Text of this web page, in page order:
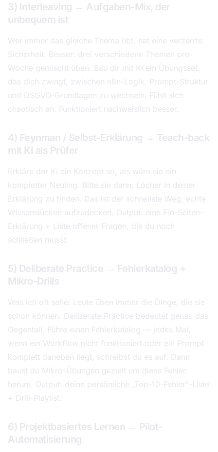
3) Interleaving → Aufgaben-Mix, der
unbequem ist
Wer immer das gleiche Thema übt, hat eine verzerrte
Sicherheit. Besser: drei verschiedene Themen pro
Woche gemischt üben. Bau dir mit KI ein Übungsset,
das dich zwingt, zwischen n8n-Logik, Prompt-Struktur
und DSGVO-Grundlagen zu wechseln. Fühlt sich
chaotisch an. Funktioniert nachweislich besser.
4) Feynman / Selbst-Erklärung → Teach-back
mit KI als Prüfer
Erkläre der KI ein Konzept so, als wäre sie ein
kompletter Neuling. Bitte sie dann, Löcher in deiner
Erklärung zu finden. Das ist der schnellste Weg, echte
Wissenslücken aufzudecken. Output: eine Ein-Seiten-
Erklärung + Liste offener Fragen, die du noch
schließen musst.
5) Deliberate Practice → Fehlerkatalog +
Mikro-Drills
Was ich oft sehe: Leute üben immer die Dinge, die sie
schon können. Deliberate Practice bedeutet genau das
Gegenteil. Führe einen Fehlerkatalog — jedes Mal,
wenn ein Workflow nicht funktioniert oder ein Prompt
komplett daneben liegt, schreibst du es auf. Dann
baust du Mikro-Übungen gezielt um diese Fehler
herum. Output: deine persönliche „Top-10-Fehler"-Liste
+ Drill-Playlist.
6) Projektbasiertes Lernen → Pilot-
Automatisierung